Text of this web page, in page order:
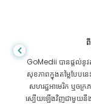
ខ្ញុំបានថ្លែងអំណរគុណ
បានជួយខ្ញុំក្នុងការធ្វើ
ព្យាបាល។ យើងបានធ្វ
សូម្បីតែបន្ទ